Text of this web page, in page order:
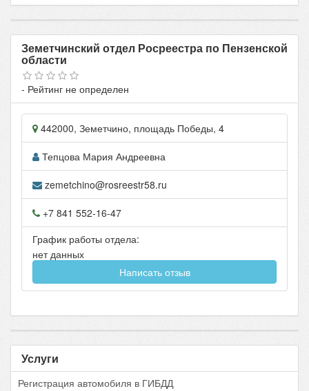
Земетчинский отдел Росреестра по Пензенской
области
- Рейтинг не определен
442000, Земетчино, площадь Победы, 4
Тепцова Мария Андреевна
zemetchino@rosreestr58.ru
+7 841 552-16-47
График работы отдела:
нет данных
Написать отзыв
Услуги
Регистрация автомобиля в ГИБДД